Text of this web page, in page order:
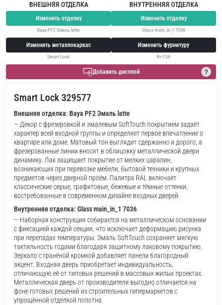
ВНЕШНЯЯ ОТДЕЛКА
Изменить отделку
Baya PF2 Эмаль latte
Изменить металлокаркас
Smart Lock
ВНУТРЕННЯЯ ОТДЕЛКА
Изменить отделку
Glass main_in_1 7036
Изменить фурнитуру
Яг-15А
Добавить дисплей
Smart Lock 329577
Внешняя отделка: Baya PF2 Эмаль latte
— Декор с фрезеровкой и эмалевым SoftTouch покрытием задаёт
характер всей входной группы и определяет первое впечатление о
квартире или доме. Матовый тон выглядит сдержанно и дорого, а
фрезерованные линии вносят в облицовку металлической двери
динамику. Лак защищает покрытие от мелких царапин,
возникающих при перевозке мебели, бытовой техники и крупных
предметов через дверной проём. Палитра RAL включает
классические серые, графитовые, бежевые и тёмные оттенки,
востребованные в современном дизайне входных дверей.
Внутренняя отделка: Glass main_in_1 7036
— Наборная конструкция собирается на металлическом основании
с фиксацией каждой секции, что исключает деформацию рисунка
при перепадах температуры. Эмаль SoftTouch сохраняет мягкую
тактильность годами благодаря защитному лаковому покрытию.
Зеркало с гранёной кромкой добавляет панели благородный
акцент. Входная дверь приобретает индивидуальность,
отличающую её от типовых решений в массовых жилых проектах.
Металлическая дверь от производителя выгодно отличается на
фоне готовых решений из строительных гипермаркетов с
упрощённой отделкой полотна.